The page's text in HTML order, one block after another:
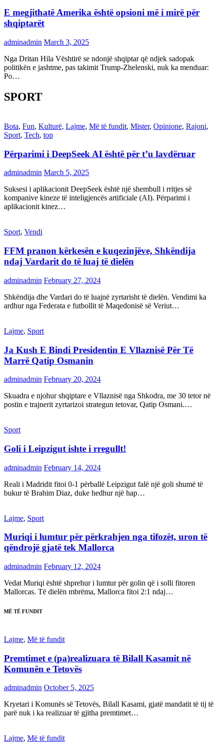
E megjithatë Amerika është opsioni më i mirë për
shqiptarët
adminadmin March 3, 2025
Nga Dritan Hila Vështirë se ndonjë shqiptar që ndjek sadopak
politikën e jashtme, pas takimit Trump-Zhelenski, nuk ka menduar:
Po…
SPORT
Bota, Fun, Kulturë, Lajme, Më të fundit, Mister, Opinione, Rajoni,
Sport, Tech, top
Përparimi i DeepSeek AI është për t’u lavdëruar
adminadmin March 5, 2025
Suksesi i aplikacionit DeepSeek është një shembull i rritjes së
kompanive kineze të inteligjencës artificiale (AI). Përparimi i
aplikacionit kinez…
Sport, Vendi
FFM pranon kërkesën e kuqezinjëve, Shkëndija
ndaj Vardarit do të luaj të dielën
adminadmin February 27, 2024
Shkëndija dhe Vardari do të luajnë zyrtarisht të dielën. Vendimi ka
ardhur nga Federata e futbollit të Maqedonisë së Veriut…
Lajme, Sport
Ja Kush E Bindi Presidentin E Vllaznisë Për Të
Marrë Qatip Osmanin
adminadmin February 20, 2024
Skuadra e njohur shqiptare e Vllaznisë nga Shkodra, me 30 tetor në
postin e trajnerit zyrtarizoi strategun tetovar, Qatip Osmani.…
Sport
Goli i Leipzigut ishte i rregullt!
adminadmin February 14, 2024
Reali i Madridit fitoi 0-1 përballë Leipzigut falë një goli shumë të
bukur të Brahim Diaz, duke hedhur një hap…
Lajme, Sport
Muriqi i lumtur për përkrahjen nga tifozët, uron të
qëndrojë gjatë tek Mallorca
adminadmin February 12, 2024
Vedat Muriqi është shprehur i lumtur për golin që i solli fitoren
Mallorcas. Të dielën mbrëma, Mallorca fitoi 2:1 ndaj…
MË TË FUNDIT
Lajme, Më të fundit
Premtimet e (pa)realizuara të Bilall Kasamit në
Komunën e Tetovës
adminadmin October 5, 2025
Kryetari i Komunës së Tetovës, Bilall Kasami, gjatë mandatit të tij të
parë nuk i ka realizuar të gjitha premtimet…
Lajme, Më të fundit